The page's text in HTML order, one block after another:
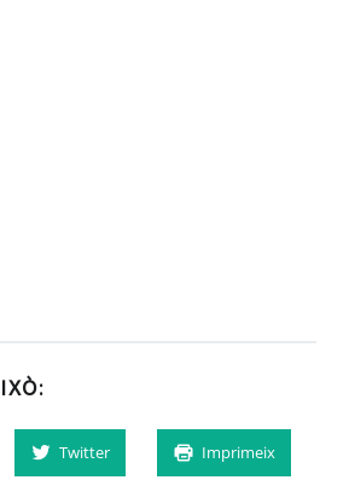
Twitter Imprimeix